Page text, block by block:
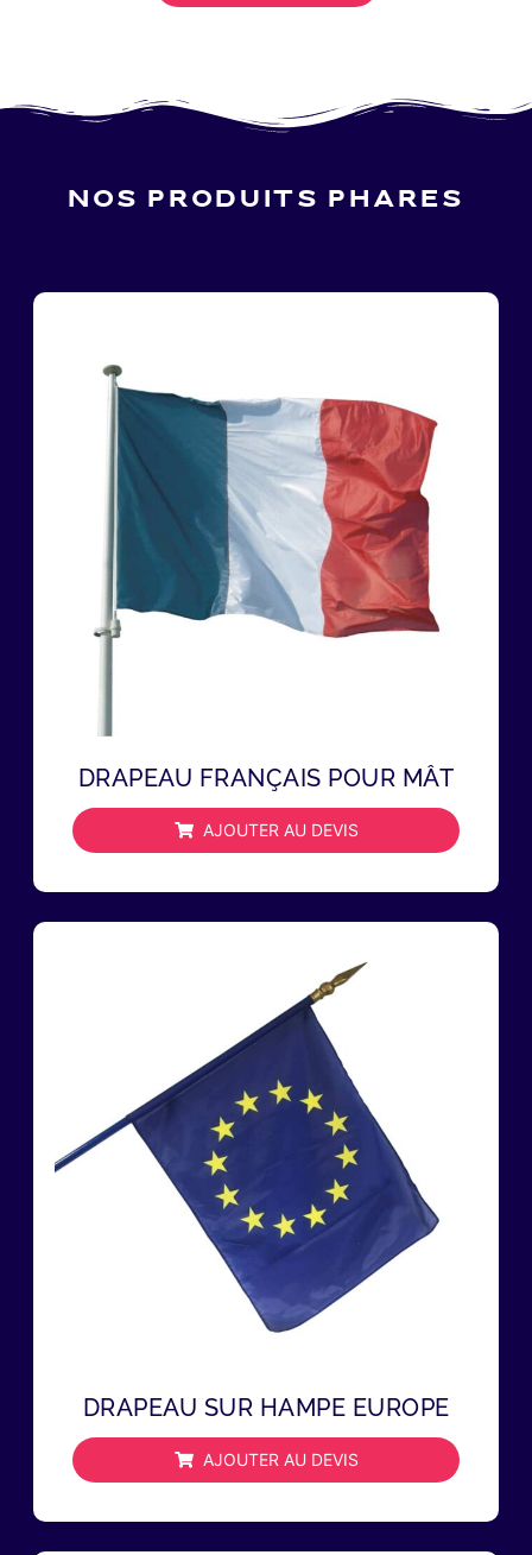
NOS PRODUITS PHARES
DRAPEAU FRANÇAIS POUR MÂT
AJOUTER AU DEVIS
DRAPEAU SUR HAMPE EUROPE
AJOUTER AU DEVIS